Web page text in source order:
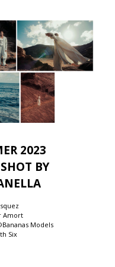
2023
BY
Amort
Models
Six